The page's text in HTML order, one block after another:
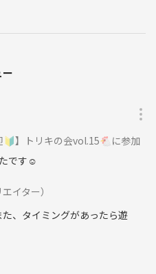
🔰】トリキの会vol.15🐔に参加
です☺️
エイター）
、タイミングがあったら遊